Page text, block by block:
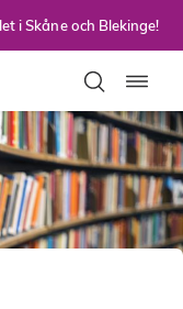
i Skåne och Blekinge!